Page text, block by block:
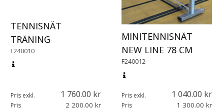
TENNISNÄT
TRÄNING
F240010
Pris exkl. 1 760.00
Pris 2 200.00
MINITENNISNÄT
NEW LINE 78 CM
F240012
Pris exkl. 1 040.00
Pris 1 300.00